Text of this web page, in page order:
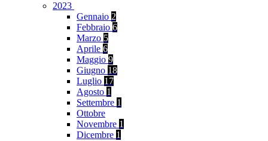
2023
Gennaio 2
Febbraio 6
Marzo 5
Aprile 6
Maggio 9
Giugno 18
Luglio 17
Agosto 1
Settembre 1
Ottobre
Novembre 1
Dicembre 1